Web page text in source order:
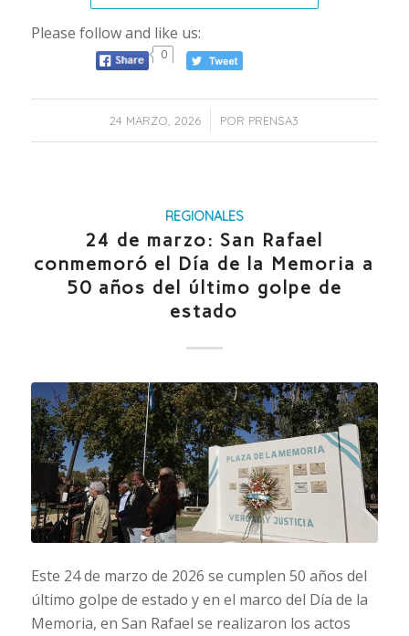
Please follow and like us:
0
24 MARZO, 2026
/ POR PRENSA3
REGIONALES
24 de marzo: San Rafael
conmemoró el Día de la Memoria a
50 años del último golpe de
estado
Este 24 de marzo de 2026 se cumplen 50 años del
último golpe de estado y en el marco del Día de la
Memoria, en San Rafael se realizaron los actos